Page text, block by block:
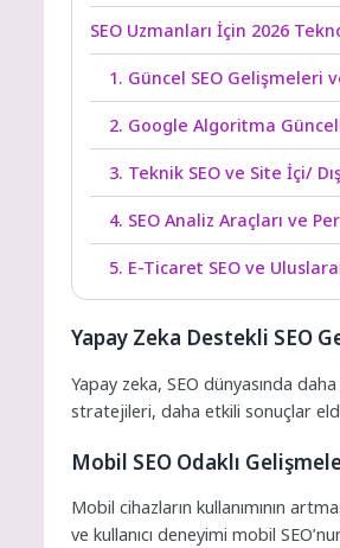
SEO Uzmanları İçin 2026
1. Güncel SEO Gelişmeleri
2. Google Algoritma
3. Teknik SEO ve Site İçi/
4. SEO Analiz Araçları ve
5. E-Ticaret SEO ve
Yapay Zeka Destekli SEO
Yapay zeka, SEO dünyasında
stratejileri, daha etkili sonuçlar
Mobil SEO Odaklı
Mobil cihazların kullanımının
ve kullanıcı deneyimi mobil